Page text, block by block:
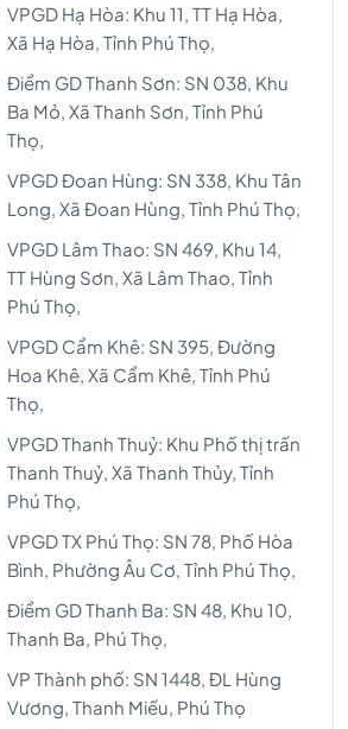
VPGD Hạ Hòa: Khu 11, TT Hạ Hòa,
Xã Hạ Hòa, Tỉnh Phú Thọ,
Điểm GD Thanh Sơn: SN 038, Khu
Ba Mỏ, Xã Thanh Sơn, Tỉnh Phú
Thọ,
VPGD Đoan Hùng: SN 338, Khu Tân
Long, Xã Đoan Hùng, Tỉnh Phú Thọ,
VPGD Lâm Thao: SN 469, Khu 14,
TT Hùng Sơn, Xã Lâm Thao, Tỉnh
Phú Thọ,
VPGD Cẩm Khê: SN 395, Đường
Hoa Khê, Xã Cẩm Khê, Tỉnh Phú
Thọ,
VPGD Thanh Thuỷ: Khu Phố thị trấn
Thanh Thuỷ, Xã Thanh Thủy, Tỉnh
Phú Thọ,
VPGD TX Phú Thọ: SN 78, Phố Hòa
Bình, Phường Âu Cơ, Tỉnh Phú Thọ,
Điểm GD Thanh Ba: SN 48, Khu 10,
Thanh Ba, Phú Thọ,
VP Thành phố: SN 1448, ĐL Hùng
Vương, Thanh Miếu, Phú Thọ